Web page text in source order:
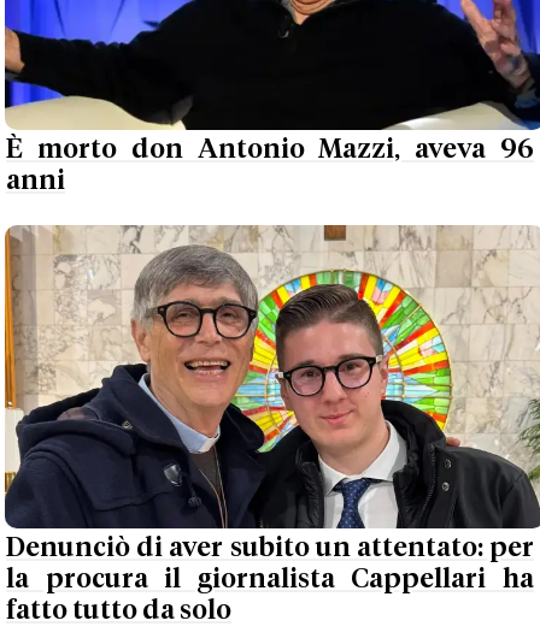
È morto don Antonio Mazzi, aveva 96
anni
Denunciò di aver subito un attentato: per
la procura il giornalista Cappellari ha
fatto tutto da solo